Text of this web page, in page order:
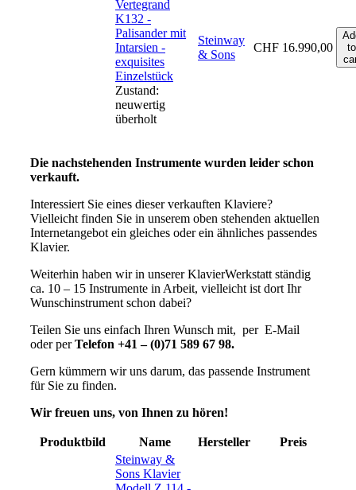
Vertegrand
K132 -
Palisander mit
Intarsien -
exquisites
Einzelstück
Zustand:
neuwertig
überholt
Steinway
& Sons
CHF 16.990,00
to
Die nachstehenden Instrumente wurden leider schon
verkauft.
Interessiert Sie eines dieser verkauften Klaviere?
Vielleicht finden Sie in unserem oben stehenden aktuellen
Internetangebot ein gleiches oder ein ähnliches passendes
Klavier.
Weiterhin haben wir in unserer KlavierWerkstatt ständig
ca. 10 – 15 Instrumente in Arbeit, vielleicht ist dort Ihr
Wunschinstrument schon dabei?
Teilen Sie uns einfach Ihren Wunsch mit, per E-Mail
oder perTelefon +41 – (0)71 589 67 98.
Gern kümmern wir uns darum, das passende Instrument
für Sie zu finden.
Wir freuen uns, von Ihnen zu hören!
Produktbild Name Hersteller
Preis
Steinway &
Sons Klavier